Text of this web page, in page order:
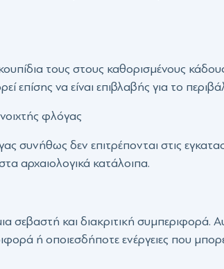
τους στους καθορισμένους
επίσης να είναι επιβλαβής για το
φλόγας
συνήθως δεν επιτρέπονται στις
αρχαιολογικά κατάλοιπα.
σεβαστή και διακριτική συμπεριφορά.
ή οποιεσδήποτε ενέργειες που